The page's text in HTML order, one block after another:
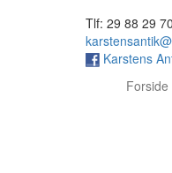
Tlf: 29 88 29 70
Karstens
Forside